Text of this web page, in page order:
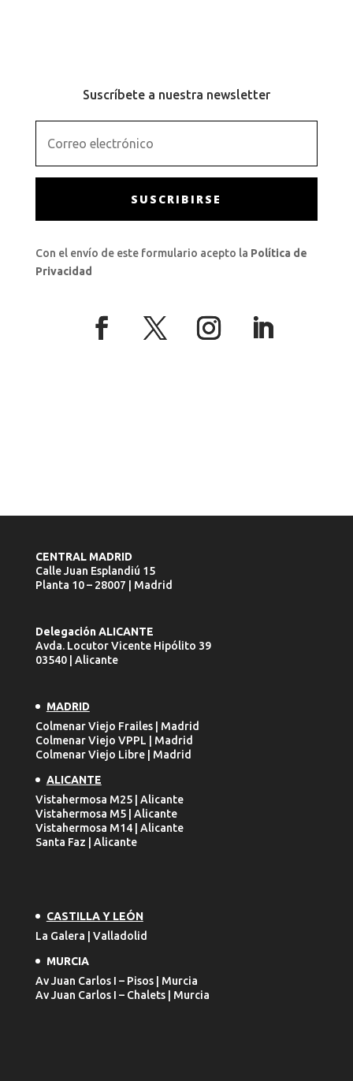
Suscríbete a nuestra newsletter
SUSCRIBIRSE
Con el envío de este formulario acepto la Política de
Privacidad
CENTRAL MADRID
Calle Juan Esplandiú 15
Planta 10 – 28007 | Madrid
Delegación ALICANTE
Avda. Locutor Vicente Hipólito 39
03540 | Alicante
MADRID
Colmenar Viejo Frailes | Madrid
Colmenar Viejo VPPL | Madrid
Colmenar Viejo Libre | Madrid
ALICANTE
Vistahermosa M25 | Alicante
Vistahermosa M5 | Alicante
Vistahermosa M14 | Alicante
Santa Faz | Alicante
CASTILLA Y LEÓN
La Galera | Valladolid
MURCIA
Av Juan Carlos I – Pisos | Murcia
Av Juan Carlos I – Chalets | Murcia